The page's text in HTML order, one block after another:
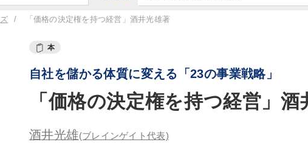
「価格の決定権を持つ経営」酒井光雄著
本
自社を儲かる体質に変える「23の事業戦略」
「価格の決定権を持つ経営」酒
酒井光雄(ブレインゲイト代表)